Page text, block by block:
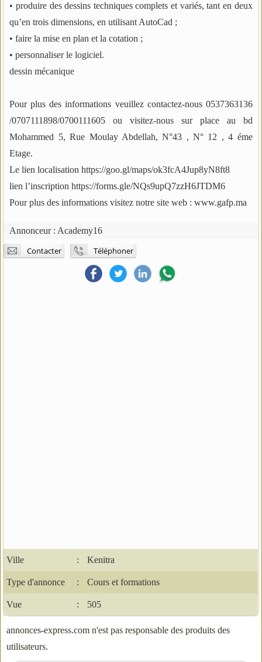
• produire des dessins techniques complets et variés, tant en deux
qu’en trois dimensions, en utilisant AutoCad ;
• faire la mise en plan et la cotation ;
• personnaliser le logiciel.
dessin mécanique
Pour plus des informations veuillez contactez-nous 0537363136
/0707111898/0700111605 ou visitez-nous sur place au bd
Mohammed 5, Rue Moulay Abdellah, N°43 , N° 12 , 4 éme
Etage.
Le lien localisation https://goo.gl/maps/ok3fcA4Jup8yN8ft8
lien l’inscription https://forms.gle/NQs9upQ7zzH6JTDM6
Pour plus des informations visitez notre site web : www.gafp.ma
Annonceur : Academy16
Contacter Téléphoner
Ville : Kenitra
Type d'annonce : Cours et formations
Vue : 505
annonces-express.com n'est pas responsable des produits des
utilisateurs.